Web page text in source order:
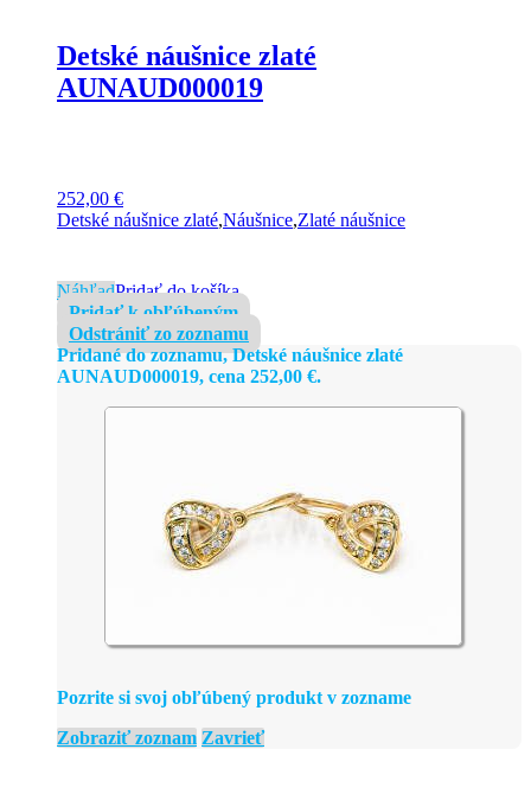
Detské náušnice zlaté
AUNAUD000019
252,00 €
Detské náušnice zlaté,Náušnice,Zlaté náušnice
NáhľadPridať do košíka
Pridať k obľúbeným
Odstrániť zo zoznamu
Pridané do zoznamu, Detské náušnice zlaté
AUNAUD000019, cena 252,00 €.
Pozrite si svoj obľúbený produkt v zozname
Zobraziť zoznam Zavrieť